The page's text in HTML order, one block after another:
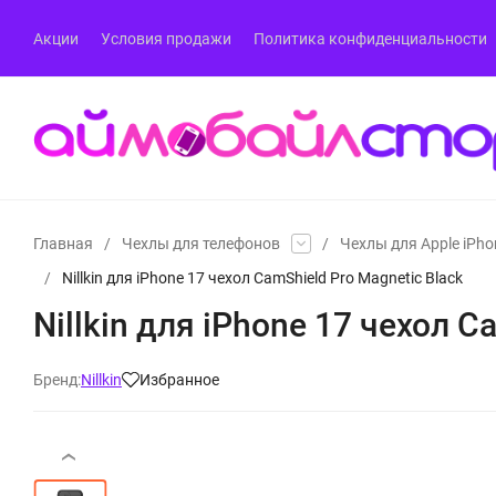
Акции Условия продажи Политика конфиденциальности
Главная / Чехлы для телефонов /
Чехлы для Apple
/
Nillkin для iPhone 17 чехол CamShield Pro Magnetic Black
Nillkin для iPhone 17 чехол
Бренд:Nillkin Избранное
‹